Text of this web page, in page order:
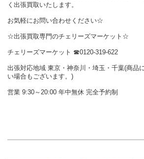
く出張買取いたします。
お気軽にお問い合わせください☆
☆出張買取専門のチェリーズマーケット☆
チェリーズマーケット ☎︎0120-319-622
出張対応地域 東京・神奈川・埼玉・千葉(商品
い場合もございます。)
営業 9:30～20:00 年中無休 完全予約制